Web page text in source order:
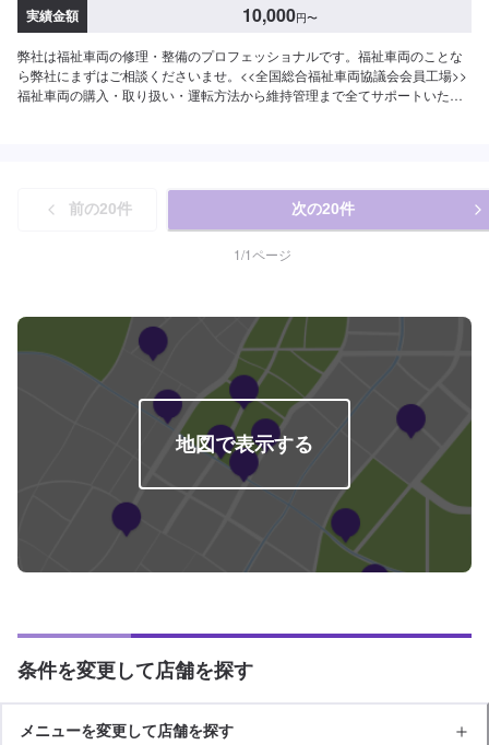
実績金額 10,000円〜
弊社は福祉車両の修理・整備のプロフェッショナルです。福祉車両のことな
ら弊社にまずはご相談くださいませ。<<全国総合福祉車両協議会会員工場>>
福祉車両の購入・取り扱い・運転方法から維持管理まで全てサポートいたし
も対応しております。お客様のお好みの支払い方法でどうぞ！
前の20件 次の20件
1/1ページ
地図で表示する
条件を変更して店舗を探す
メニューを変更して店舗を探す